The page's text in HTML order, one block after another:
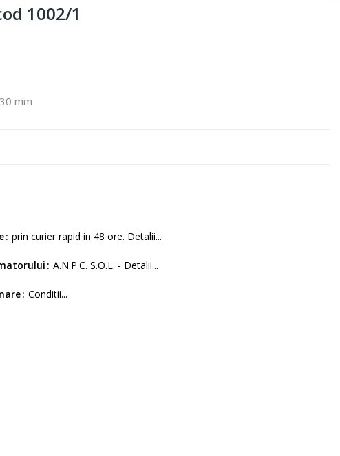
1002/1
mm
prin curier rapid in 48 ore. Detalii...
A.N.P.C. S.O.L. - Detalii...
Conditii...